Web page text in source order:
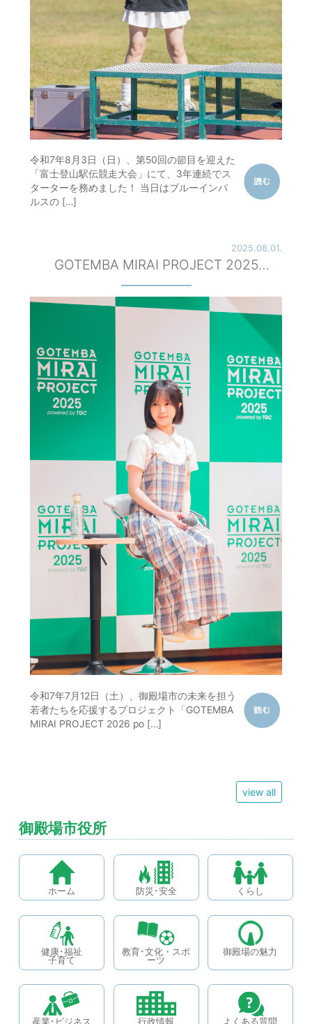
令和7年8月3日（日）、第50回の節目を迎えた
「富士登山駅伝競走大会」にて、3年連続でス
ターターを務めました！ 当日はブルーインパ
ルスの […]
2025.08.01.
GOTEMBA MIRAI PROJECT 2025
powered by TGC キックオフセミナーへ
登壇！
令和7年7月12日（土）、御殿場市の未来を担う
若者たちを応援するプロジェクト「GOTEMBA
MIRAI PROJECT 2026 po […]
view all
御殿場市役所
ホーム 防災･安全 くらし
健康･福祉
子育て
教育･文化・スポ
ーツ
御殿場の魅力
産業･ビジネス 行政情報 よくある質問